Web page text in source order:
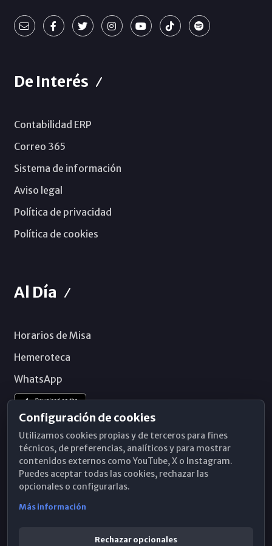
De Interés
Contabilidad ERP
Correo 365
Sistema de información
Aviso legal
Política de privacidad
Política de cookies
Al Día
Horarios de Misa
Hemeroteca
WhatsApp
Configuración de cookies
Utilizamos cookies propias y de terceros para fines
técnicos, de preferencias, analíticos y para mostrar
contenidos externos como YouTube, X o Instagram.
Puedes aceptar todas las cookies, rechazar las
opcionales o configurarlas.
Más información
Rechazar opcionales